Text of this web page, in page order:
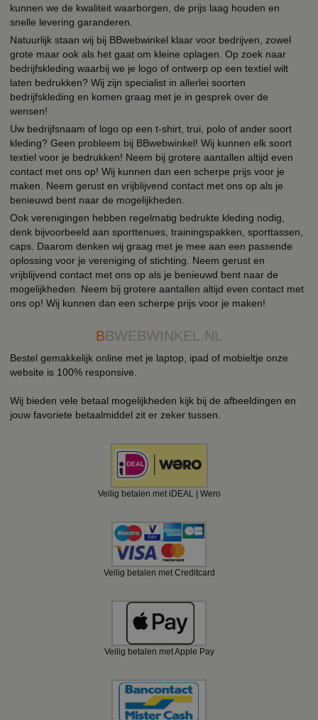
kunnen we de kwaliteit waarborgen, de prijs laag houden en
snelle levering garanderen.
Natuurlijk staan wij bij BBwebwinkel klaar voor bedrijven, zowel
grote maar ook als het gaat om kleine oplagen. Op zoek naar
bedrijfskleding waarbij we je logo of ontwerp op een textiel wilt
laten bedrukken? Wij zijn specialist in allerlei soorten
bedrijfskleding en komen graag met je in gesprek over de
wensen!
Uw bedrijfsnaam of logo op een t-shirt, trui, polo of ander soort
kleding? Geen probleem bij BBwebwinkel! Wij kunnen elk soort
textiel voor je bedrukken! Neem bij grotere aantallen altijd even
contact met ons op! Wij kunnen dan een scherpe prijs voor je
maken. Neem gerust en vrijblijvend contact met ons op als je
benieuwd bent naar de mogelijkheden.
Ook verenigingen hebben regelmatig bedrukte kleding nodig,
denk bijvoorbeeld aan sporttenues, trainingspakken, sporttassen,
caps. Daarom denken wij graag met je mee aan een passende
oplossing voor je vereniging of stichting. Neem gerust en
vrijblijvend contact met ons op als je benieuwd bent naar de
mogelijkheden. Neem bij grotere aantallen altijd even contact met
ons op! Wij kunnen dan een scherpe prijs voor je maken!
BBWEBWINKEL.NL
Bestel gemakkelijk online met je laptop, ipad of mobieltje onze
website is 100% responsive.
Wij bieden vele betaal mogelijkheden kijk bij de afbeeldingen en
jouw favoriete betaalmiddel zit er zeker tussen.
Veilig betalen met iDEAL | Wero
Veilig betalen met Creditcard
Veilig betalen met Apple Pay